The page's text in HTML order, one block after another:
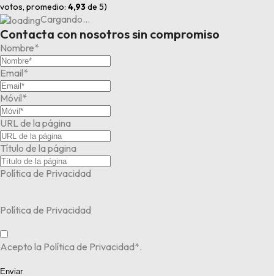
votos, promedio: 4,93de 5)
Cargando…
Contacta con nosotros sin compromiso
Nombre*
Email*
Móvil*
URL de la página
Título de la página
Política de Privacidad
Política de Privacidad
Acepto la Política de Privacidad*.
Enviar